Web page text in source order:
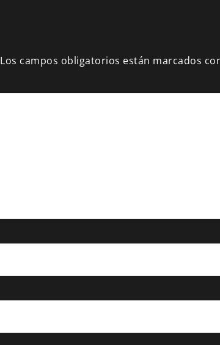
Los campos obligatorios están marcados